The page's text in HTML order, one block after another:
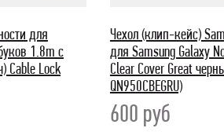
для
1.8m с
Cable Lock
Чехол (клип-кейс)
для Samsung Galaxy
Clear Cover Great
QN950CBEGRU)
600 руб